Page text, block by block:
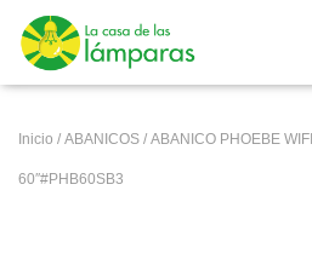
Inicio / ABANICOS / ABANICO PHOEBE
60″#PHB60SB3